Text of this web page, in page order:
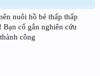
nuôi hồ bé thấp thấp
cố gắn nghiên cứu
công